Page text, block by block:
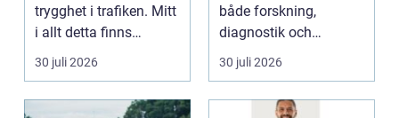
trygghet i trafiken. Mitt
i allt detta finns
riskutbild...
30 juli 2026
både forskning,
diagnostik och
veterinärmedicin. När
blod...
30 juli 2026